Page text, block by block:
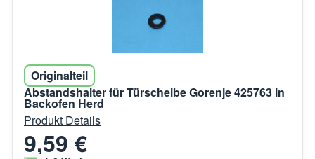
Originalteil
Abstandshalter für Türscheibe Gorenje 425763 in
Backofen Herd
Produkt Details
9,59 €